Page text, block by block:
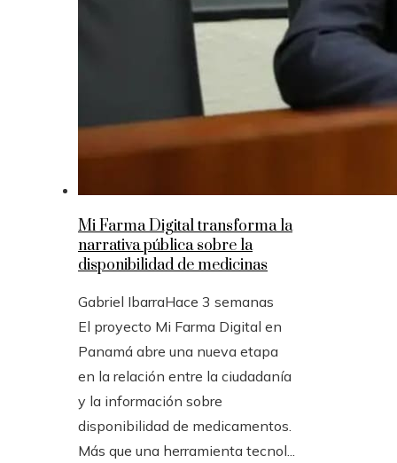
Mi Farma Digital transforma la
narrativa pública sobre la
disponibilidad de medicinas
Gabriel IbarraHace 3 semanas
El proyecto Mi Farma Digital en
Panamá abre una nueva etapa
en la relación entre la ciudadanía
y la información sobre
disponibilidad de medicamentos.
Más que una herramienta tecnol...